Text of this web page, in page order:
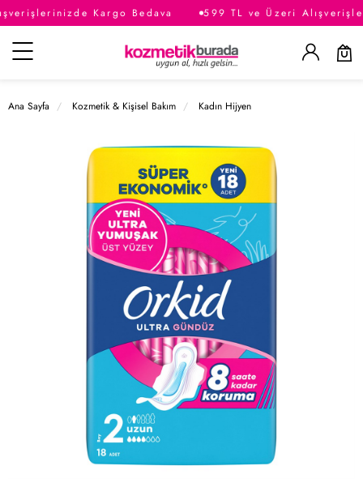
Kargo Bedava 599 TL ve Üzeri
Kategoriler
Ana Sayfa Kozmetik & Kişisel Bakım Kadın Hijyen